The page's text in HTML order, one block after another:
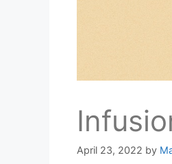
April 23, 2022 by